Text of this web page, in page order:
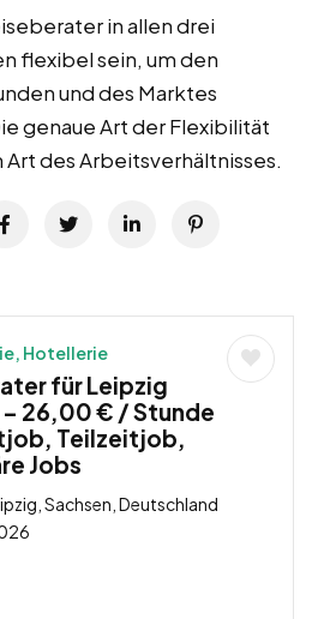
in allen drei
flexibel sein, um den
und des Marktes
genaue Art der Flexibilität
des Arbeitsverhältnisses.
Hotellerie
für Leipzig
26,00 € / Stunde
Teilzeitjob,
Jobs
Sachsen, Deutschland